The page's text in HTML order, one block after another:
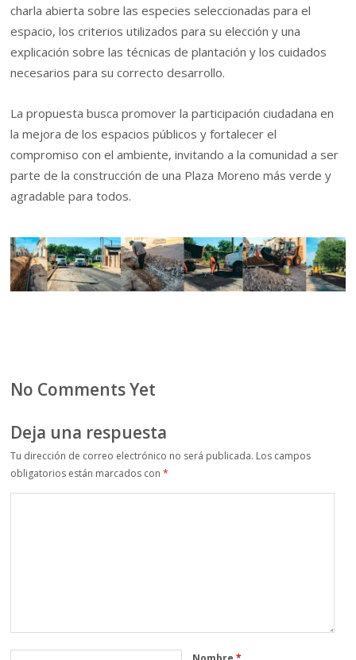
charla abierta sobre las especies seleccionadas para el
espacio, los criterios utilizados para su elección y una
explicación sobre las técnicas de plantación y los cuidados
necesarios para su correcto desarrollo.
La propuesta busca promover la participación ciudadana en
la mejora de los espacios públicos y fortalecer el
compromiso con el ambiente, invitando a la comunidad a ser
parte de la construcción de una Plaza Moreno más verde y
agradable para todos.
No Comments Yet
Deja una respuesta
Tu dirección de correo electrónico no será publicada. Los campos
obligatorios están marcados con*